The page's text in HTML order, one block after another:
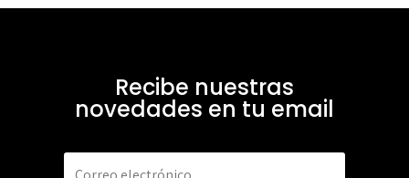
Recibe nuestras
novedades en tu email